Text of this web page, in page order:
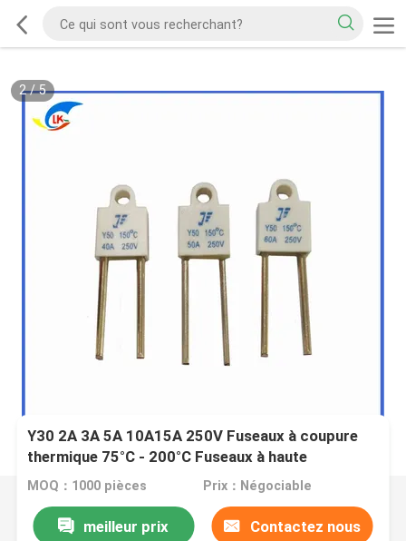
2/5
Y30 2A 3A 5A 10A15A 250V Fuseaux à coupure
thermique 75°C - 200°C Fuseaux à haute
température
MOQ：1000 pièces Prix：Négociable
meilleur prix Contactez nous